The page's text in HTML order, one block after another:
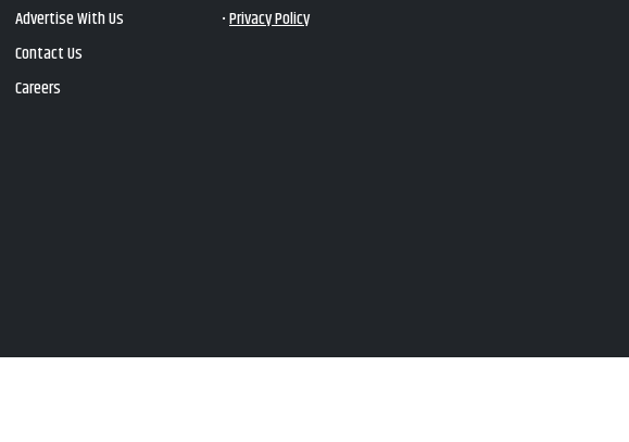
Advertise With Us
Contact Us
Careers
•Privacy Policy